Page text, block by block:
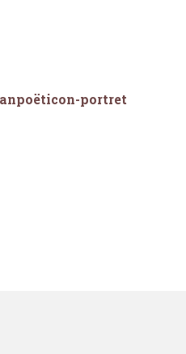
portret